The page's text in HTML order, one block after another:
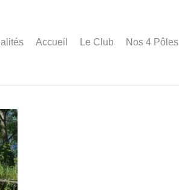
Accueil Le Club Nos 4 Pôles